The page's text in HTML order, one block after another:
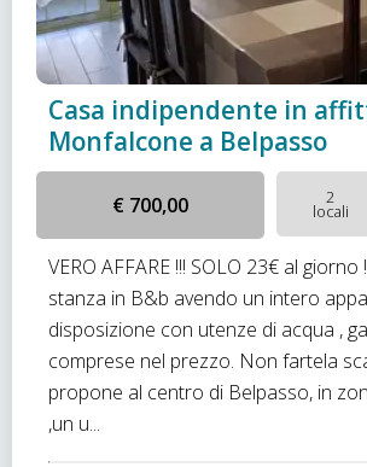
Casa indipendente in
Monfalcone a Belpasso
€ 700,00 2
locali
VERO AFFARE !!! SOLO 23€ al
stanza in B&b avendo un intero
disposizione con utenze di acqua ,
comprese nel prezzo. Non fartela
propone al centro di Belpasso, in
,un u...